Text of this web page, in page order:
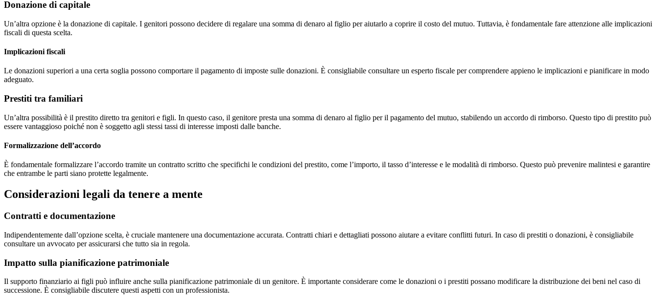
Donazione di capitale
Un’altra opzione è la donazione di capitale. I genitori possono decidere di regalare una somma di denaro al figlio per aiutarlo a coprire il costo del mutuo. Tuttavia, è fondamentale fare attenzione alle implicazioni
fiscali di questa scelta.
Implicazioni fiscali
Le donazioni superiori a una certa soglia possono comportare il pagamento di imposte sulle donazioni. È consigliabile consultare un esperto fiscale per comprendere appieno le implicazioni e pianificare in modo
adeguato.
Prestiti tra familiari
Un’altra possibilità è il prestito diretto tra genitori e figli. In questo caso, il genitore presta una somma di denaro al figlio per il pagamento del mutuo, stabilendo un accordo di rimborso. Questo tipo di prestito può
essere vantaggioso poiché non è soggetto agli stessi tassi di interesse imposti dalle banche.
Formalizzazione dell’accordo
È fondamentale formalizzare l’accordo tramite un contratto scritto che specifichi le condizioni del prestito, come l’importo, il tasso d’interesse e le modalità di rimborso. Questo può prevenire malintesi e garantire
che entrambe le parti siano protette legalmente.
Considerazioni legali da tenere a mente
Contratti e documentazione
Indipendentemente dall’opzione scelta, è cruciale mantenere una documentazione accurata. Contratti chiari e dettagliati possono aiutare a evitare conflitti futuri. In caso di prestiti o donazioni, è consigliabile
consultare un avvocato per assicurarsi che tutto sia in regola.
Impatto sulla pianificazione patrimoniale
Il supporto finanziario ai figli può influire anche sulla pianificazione patrimoniale di un genitore. È importante considerare come le donazioni o i prestiti possano modificare la distribuzione dei beni nel caso di
successione. È consigliabile discutere questi aspetti con un professionista.